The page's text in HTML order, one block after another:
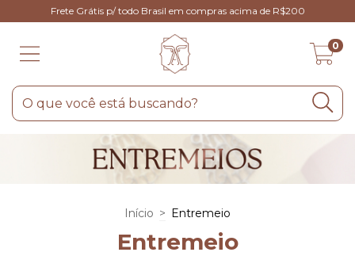
Frete Grátis p/ todo Brasil em compras acima de R$200
0
Início > Entremeio
Entremeio